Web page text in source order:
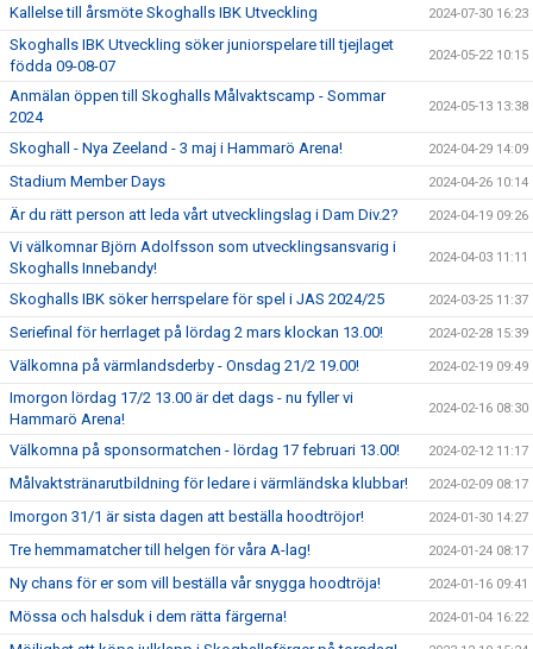
Kallelse till årsmöte Skoghalls IBK Utveckling 2024-07-30 16:23
Skoghalls IBK Utveckling söker juniorspelare till tjejlaget
födda 09-08-07
2024-05-22 10:15
Anmälan öppen till Skoghalls Målvaktscamp - Sommar
2024
2024-05-13 13:38
Skoghall - Nya Zeeland - 3 maj i Hammarö Arena! 2024-04-29 14:09
Stadium Member Days 2024-04-26 10:14
Är du rätt person att leda vårt utvecklingslag i Dam Div.2? 2024-04-19 09:26
Vi välkomnar Björn Adolfsson som utvecklingsansvarig i
Skoghalls Innebandy!
2024-04-03 11:11
Skoghalls IBK söker herrspelare för spel i JAS 2024/25 2024-03-25 11:37
Seriefinal för herrlaget på lördag 2 mars klockan 13.00! 2024-02-28 15:39
Välkomna på värmlandsderby - Onsdag 21/2 19.00! 2024-02-19 09:49
Imorgon lördag 17/2 13.00 är det dags - nu fyller vi
Hammarö Arena!
2024-02-16 08:30
Välkomna på sponsormatchen - lördag 17 februari 13.00! 2024-02-12 11:17
Målvaktstränarutbildning för ledare i värmländska klubbar! 2024-02-09 08:17
Imorgon 31/1 är sista dagen att beställa hoodtröjor! 2024-01-30 14:27
Tre hemmamatcher till helgen för våra A-lag! 2024-01-24 08:17
Ny chans för er som vill beställa vår snygga hoodtröja! 2024-01-16 09:41
Mössa och halsduk i dem rätta färgerna! 2024-01-04 16:22